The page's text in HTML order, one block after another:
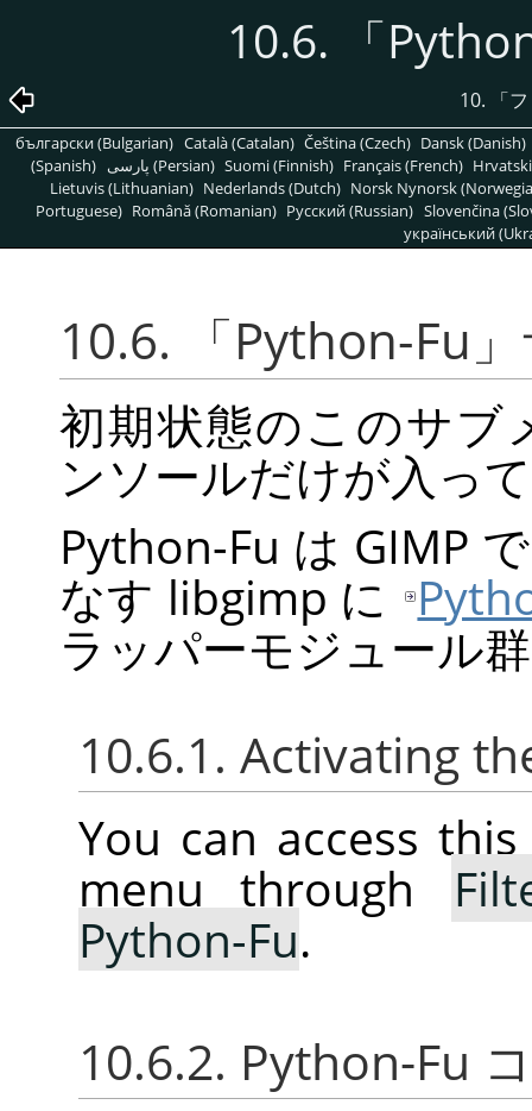
10.6. 「
10. 「
български (Bulgarian) Català (Catalan) Čeština (Czech) Dansk (Danish)
(Spanish)
پارسی (Persian) Suomi (Finnish) Français (French)
Lietuvis (Lithuanian) Nederlands (Dutch) Norsk Nynorsk
Portuguese) Română (Romanian) Pусский (Russian) Slovenčina
український
10.6. 「Python-Fu 」
初期状態のこのサブ
ンソールだけが入っ
Python-Fu は GIMP
なす libgimp に
ラッパーモジュール
10.6.1. Activating
You can access
menu through
Python-Fu.
10.6.2. Python-Fu